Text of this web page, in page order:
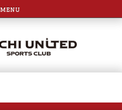
menu